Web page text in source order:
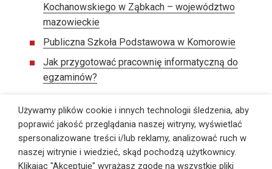
Kochanowskiego w Ząbkach – województwo
mazowieckie
Publiczna Szkoła Podstawowa w Komorowie
Jak przygotować pracownię informatyczną do
egzaminów?
©PS Pracownie Szkolne , Wszelkie prawa zastrzeżone,
Webmaster: ITB Vega
Pliki cookies
,RODO Regulamin ,Polityka Prywatności
Używamy plików cookie i innych technologii śledzenia, aby
poprawić jakość przeglądania naszej witryny, wyświetlać
spersonalizowane treści i/lub reklamy, analizować ruch w
naszej witrynie i wiedzieć, skąd pochodzą użytkownicy.
Klikając "Akceptuję" wyrażasz zgodę na wszystkie pliki